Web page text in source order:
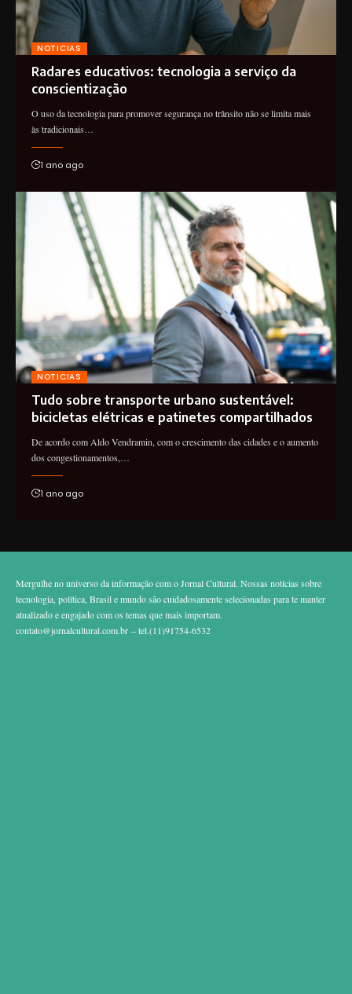
NOTICIAS
Radares educativos: tecnologia a serviço da
conscientização
O uso da tecnologia para promover segurança no trânsito não se limita mais
às tradicionais…
1 ano ago
NOTICIAS
Tudo sobre transporte urbano sustentável:
bicicletas elétricas e patinetes compartilhados
De acordo com Aldo Vendramin, com o crescimento das cidades e o aumento
dos congestionamentos,…
1 ano ago
Mergulhe no universo da informação com o Jornal Cultural. Nossas notícias sobre
tecnologia, política, Brasil e mundo são cuidadosamente selecionadas para te manter
atualizado e engajado com os temas que mais importam.
contato@jornalcultural.com.br – tel.(11)91754-6532